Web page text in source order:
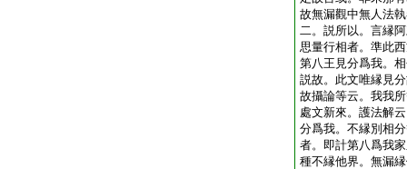
故無漏觀中無人法
二。説所以。言縁
思量行相者。準此
第八王見分爲我。
説故。此文唯縁見
故攝論等云。我我
處文新來。護法解
分爲我。不縁別相
者。即計第八爲我
種不縁他界。無漏